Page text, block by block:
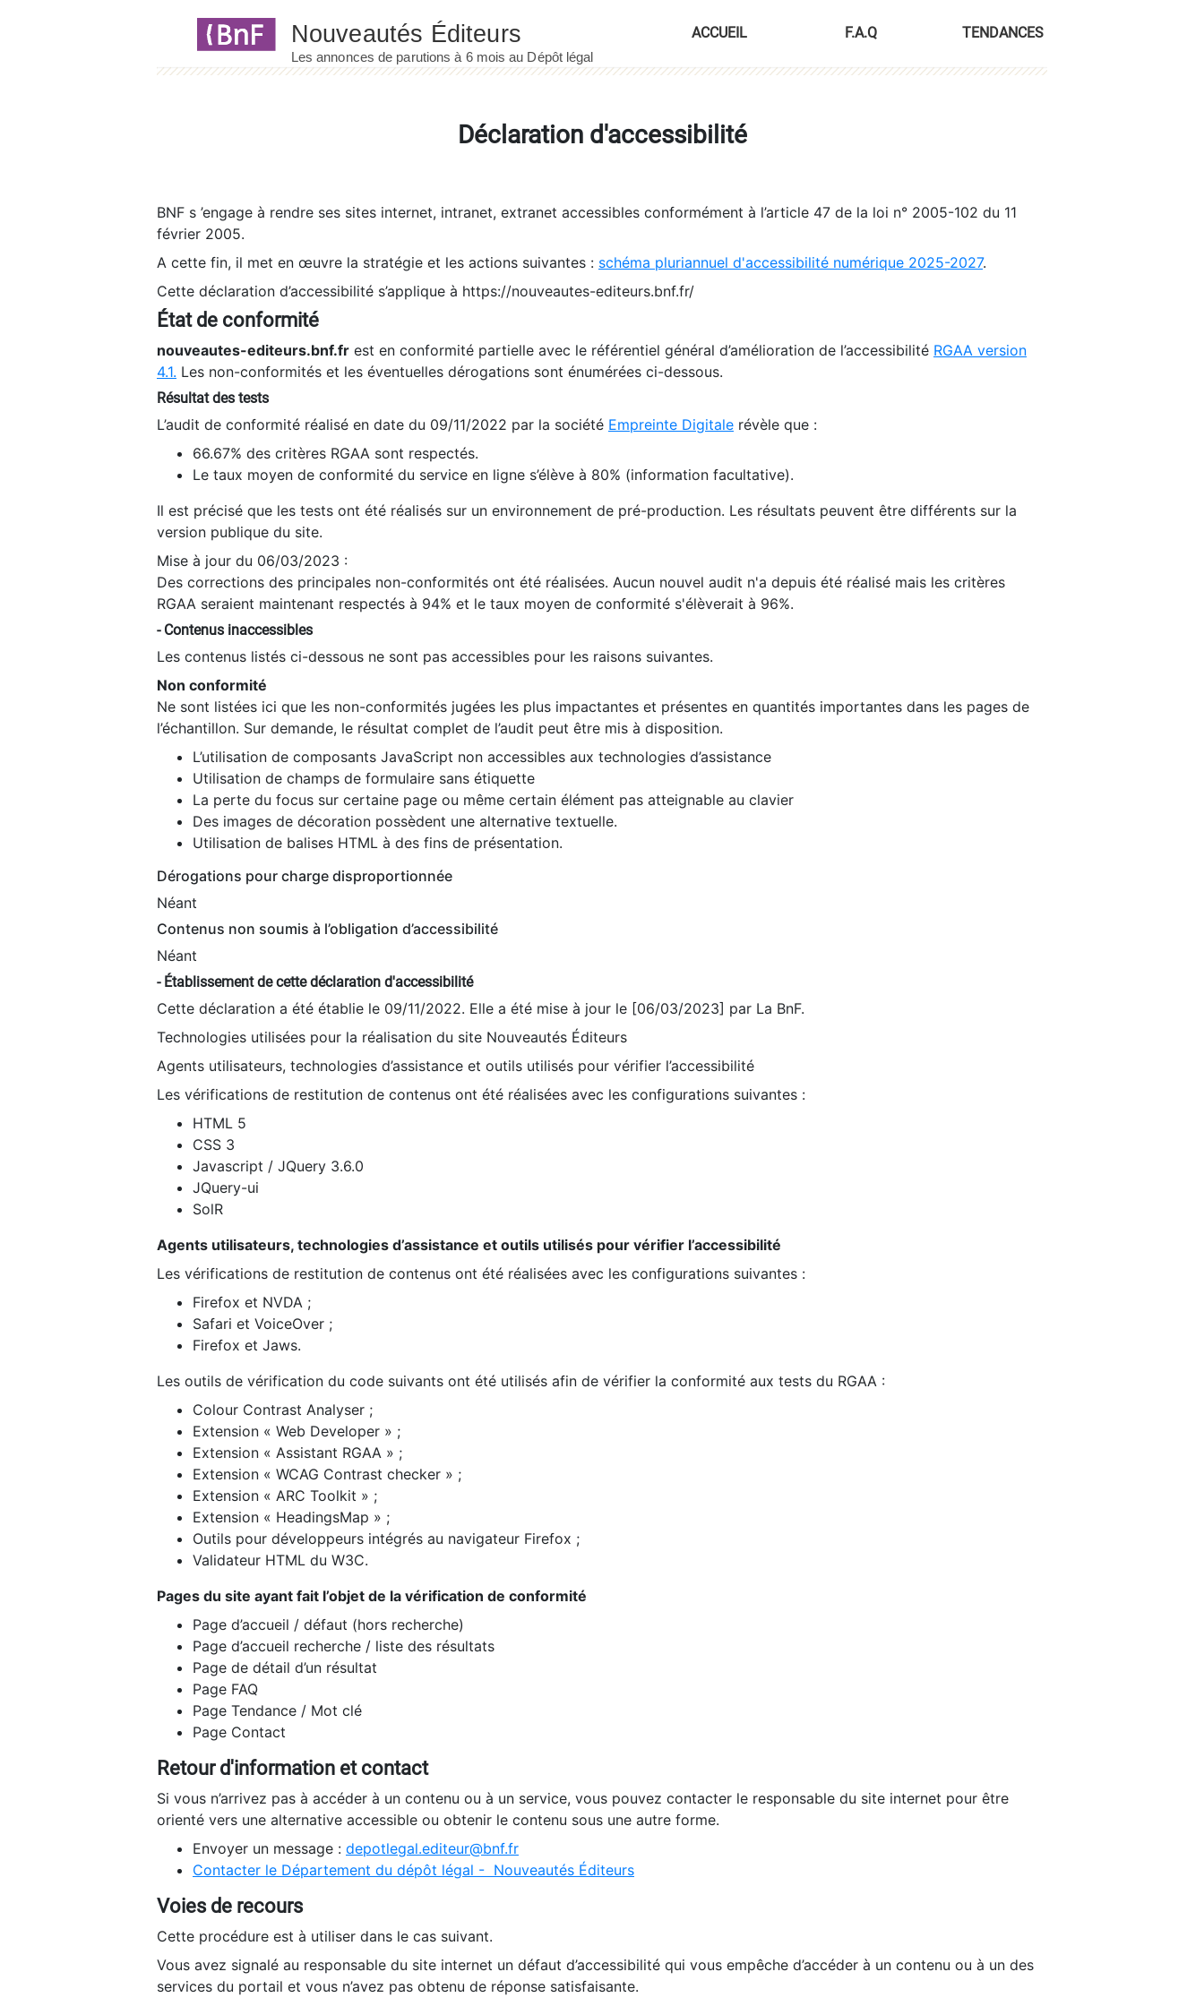
ACCUEIL F.A.Q TENDANCES
Déclaration d'accessibilité
BNF s ’engage à rendre ses sites internet, intranet, extranet accessibles conformément à l’article 47 de la loi n° 2005-102 du 11
février 2005.
A cette fin, il met en œuvre la stratégie et les actions suivantes : schéma pluriannuel d'accessibilité numérique 2025-2027.
Cette déclaration d’accessibilité s’applique à https://nouveautes-editeurs.bnf.fr/
État de conformité
nouveautes-editeurs.bnf.fr est en conformité partielle avec le référentiel général d’amélioration de l’accessibilité RGAA version
4.1. Les non-conformités et les éventuelles dérogations sont énumérées ci-dessous.
Résultat des tests
L’audit de conformité réalisé en date du 09/11/2022 par la société Empreinte Digitale révèle que :
66.67% des critères RGAA sont respectés.
Le taux moyen de conformité du service en ligne s’élève à 80% (information facultative).
Il est précisé que les tests ont été réalisés sur un environnement de pré-production. Les résultats peuvent être différents sur la
version publique du site.
Mise à jour du 06/03/2023 :
Des corrections des principales non-conformités ont été réalisées. Aucun nouvel audit n'a depuis été réalisé mais les critères
RGAA seraient maintenant respectés à 94% et le taux moyen de conformité s'élèverait à 96%.
- Contenus inaccessibles
Les contenus listés ci-dessous ne sont pas accessibles pour les raisons suivantes.
Non conformité
Ne sont listées ici que les non-conformités jugées les plus impactantes et présentes en quantités importantes dans les pages de
l’échantillon. Sur demande, le résultat complet de l’audit peut être mis à disposition.
L’utilisation de composants JavaScript non accessibles aux technologies d’assistance
Utilisation de champs de formulaire sans étiquette
La perte du focus sur certaine page ou même certain élément pas atteignable au clavier
Des images de décoration possèdent une alternative textuelle.
Utilisation de balises HTML à des fins de présentation.
Dérogations pour charge disproportionnée
Néant
Contenus non soumis à l’obligation d’accessibilité
Néant
- Établissement de cette déclaration d'accessibilité
Cette déclaration a été établie le 09/11/2022. Elle a été mise à jour le [06/03/2023] par La BnF.
Technologies utilisées pour la réalisation du site Nouveautés Éditeurs
Agents utilisateurs, technologies d’assistance et outils utilisés pour vérifier l’accessibilité
Les vérifications de restitution de contenus ont été réalisées avec les configurations suivantes :
HTML 5
CSS 3
Javascript / JQuery 3.6.0
JQuery-ui
SolR
Agents utilisateurs, technologies d’assistance et outils utilisés pour vérifier l’accessibilité
Les vérifications de restitution de contenus ont été réalisées avec les configurations suivantes :
Firefox et NVDA ;
Safari et VoiceOver ;
Firefox et Jaws.
Les outils de vérification du code suivants ont été utilisés afin de vérifier la conformité aux tests du RGAA :
Colour Contrast Analyser ;
Extension « Web Developer » ;
Extension « Assistant RGAA » ;
Extension « WCAG Contrast checker » ;
Extension « ARC Toolkit » ;
Extension « HeadingsMap » ;
Outils pour développeurs intégrés au navigateur Firefox ;
Validateur HTML du W3C.
Pages du site ayant fait l’objet de la vérification de conformité
Page d’accueil / défaut (hors recherche)
Page d’accueil recherche / liste des résultats
Page de détail d’un résultat
Page FAQ
Page Tendance / Mot clé
Page Contact
Retour d'information et contact
Si vous n’arrivez pas à accéder à un contenu ou à un service, vous pouvez contacter le responsable du site internet pour être
orienté vers une alternative accessible ou obtenir le contenu sous une autre forme.
Envoyer un message : depotlegal.editeur@bnf.fr
Contacter le Département du dépôt légal - Nouveautés Éditeurs
Voies de recours
Cette procédure est à utiliser dans le cas suivant.
Vous avez signalé au responsable du site internet un défaut d’accessibilité qui vous empêche d’accéder à un contenu ou à un des
services du portail et vous n’avez pas obtenu de réponse satisfaisante.